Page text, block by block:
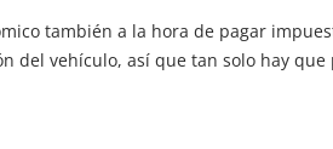
también a la hora de pagar
del vehículo, así que tan solo hay